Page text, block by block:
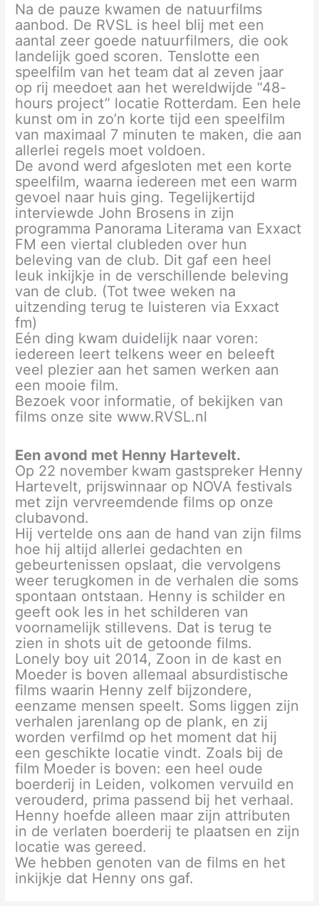
Na de pauze kwamen de natuurfilms
aanbod. De RVSL is heel blij met een
aantal zeer goede natuurfilmers, die ook
landelijk goed scoren. Tenslotte een
speelfilm van het team dat al zeven jaar
op rij meedoet aan het wereldwijde “48-
hours project” locatie Rotterdam. Een hele
kunst om in zo’n korte tijd een speelfilm
van maximaal 7 minuten te maken, die aan
allerlei regels moet voldoen.
De avond werd afgesloten met een korte
speelfilm, waarna iedereen met een warm
gevoel naar huis ging. Tegelijkertijd
interviewde John Brosens in zijn
programma Panorama Literama van Exxact
FM een viertal clubleden over hun
beleving van de club. Dit gaf een heel
leuk inkijkje in de verschillende beleving
van de club. (Tot twee weken na
uitzending terug te luisteren via Exxact
fm)
Eén ding kwam duidelijk naar voren:
iedereen leert telkens weer en beleeft
veel plezier aan het samen werken aan
een mooie film.
Bezoek voor informatie, of bekijken van
films onze site www.RVSL.nl
Een avond met Henny Hartevelt.
Op 22 november kwam gastspreker Henny
Hartevelt, prijswinnaar op NOVA festivals
met zijn vervreemdende films op onze
clubavond.
Hij vertelde ons aan de hand van zijn films
hoe hij altijd allerlei gedachten en
gebeurtenissen opslaat, die vervolgens
weer terugkomen in de verhalen die soms
spontaan ontstaan. Henny is schilder en
geeft ook les in het schilderen van
voornamelijk stillevens. Dat is terug te
zien in shots uit de getoonde films.
Lonely boy uit 2014, Zoon in de kast en
Moeder is boven allemaal absurdistische
films waarin Henny zelf bijzondere,
eenzame mensen speelt. Soms liggen zijn
verhalen jarenlang op de plank, en zij
worden verfilmd op het moment dat hij
een geschikte locatie vindt. Zoals bij de
film Moeder is boven: een heel oude
boerderij in Leiden, volkomen vervuild en
verouderd, prima passend bij het verhaal.
Henny hoefde alleen maar zijn attributen
in de verlaten boerderij te plaatsen en zijn
locatie was gereed.
We hebben genoten van de films en het
inkijkje dat Henny ons gaf.